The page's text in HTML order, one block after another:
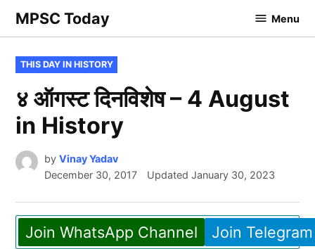
SkipMPSC Today Menu
POSTED
IN
THIS DAY IN HISTORY
४ ऑगस्ट दिनविशेष – 4 August
in History
by Vinay Yadav
December 30, 2017
UpdatedJanuary 30, 2023
Join WhatsApp Channel Join